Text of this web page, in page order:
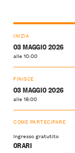
INIZIA
03 MAGGIO 2026
alle 10:00
FINISCE
03 MAGGIO 2026
alle 18:00
COME PARTECIPARE
Ingresso gratutito
ORARI